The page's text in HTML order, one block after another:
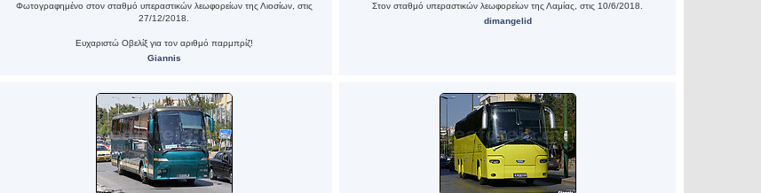
Φωτογραφημένο στον σταθμό υπεραστικών λεωφορείων της Λιοσίων, στις
27/12/2018.
Ευχαριστώ Οβελίξ για τον αριθμό παρμπρίζ!
Giannis
Στον σταθμό υπεραστικών λεωφορείων της Λαμίας, στις 10/6/2018.
dimangelid